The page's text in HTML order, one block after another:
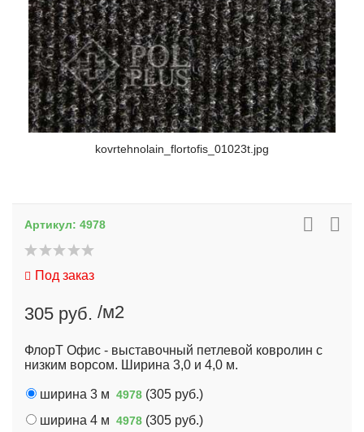
kovrtehnolain_flortofis_01023t.jpg
Артикул: 4978
Под заказ
305 руб. /м2
ФлорТ Офис - выставочный петлевой ковролин с
низким ворсом. Ширина 3,0 и 4,0 м.
ширина 3 м 4978 (305 руб.)
ширина 4 м 4978 (305 руб.)